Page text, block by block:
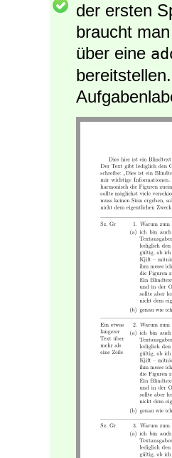
der ersten
braucht
über eine